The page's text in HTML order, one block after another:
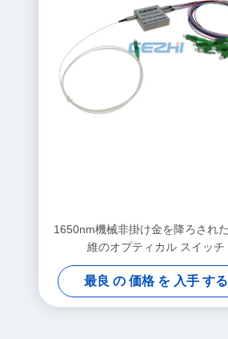
1650nm機械非掛け金を降ろされ
維のオプティカル スイッチ
最良 の 価格 を 入手 する